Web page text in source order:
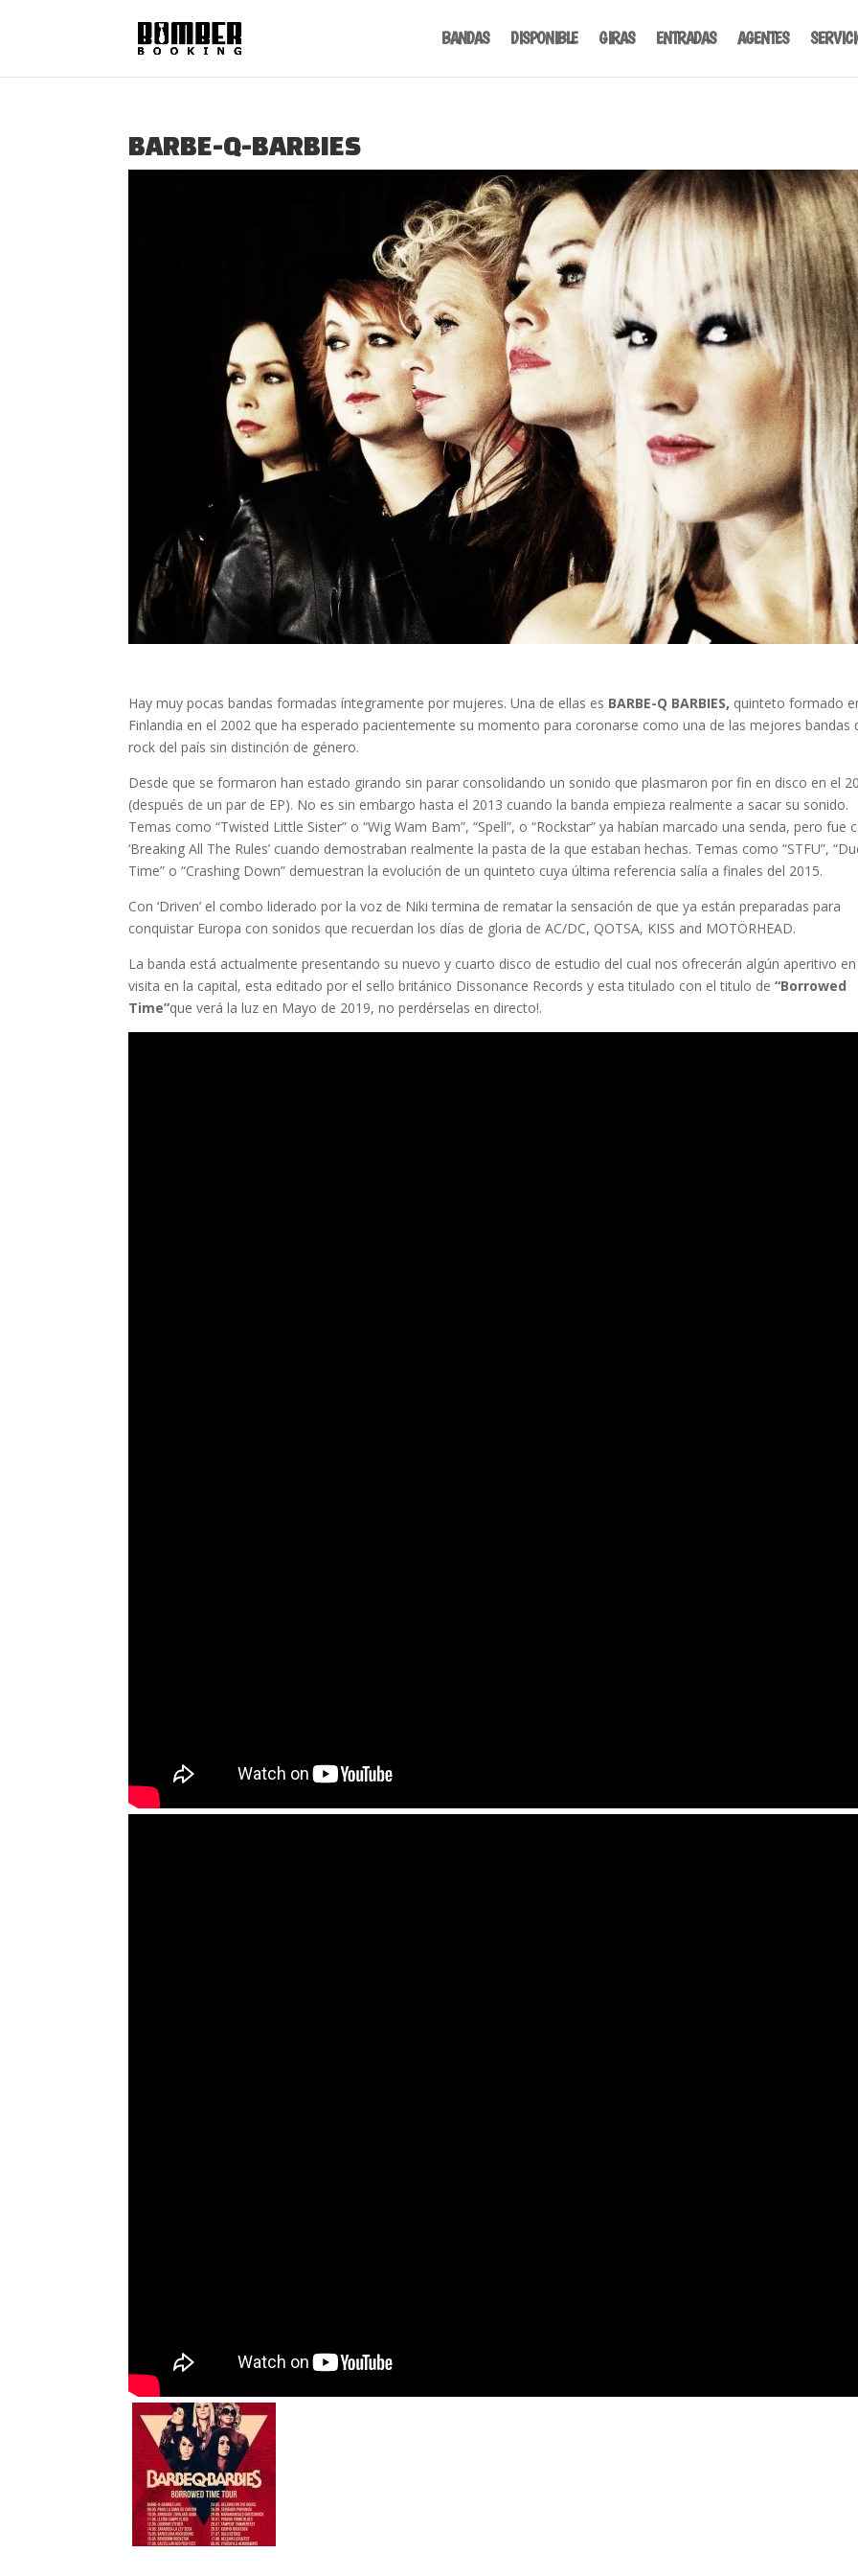
BANDAS DISPONIBLE GIRAS ENTRADAS AGENTES
BARBE-Q-BARBIES
Hay muy pocas bandas formadas íntegramente por mujeres. Una de ellas es BARBE-Q BARBIES, quinteto formado
Finlandia en el 2002 que ha esperado pacientemente su momento para coronarse como una de las mejores bandas
rock del país sin distinción de género.
Desde que se formaron han estado girando sin parar consolidando un sonido que plasmaron por fin en disco en el
(después de un par de EP). No es sin embargo hasta el 2013 cuando la banda empieza realmente a sacar su sonido.
Temas como “Twisted Little Sister” o “Wig Wam Bam”, “Spell”, o “Rockstar” ya habían marcado una senda, pero fue
‘Breaking All The Rules’ cuando demostraban realmente la pasta de la que estaban hechas. Temas como “STFU”,
Time” o “Crashing Down” demuestran la evolución de un quinteto cuya última referencia salía a finales del 2015.
Con ‘Driven’ el combo liderado por la voz de Niki termina de rematar la sensación de que ya están preparadas para
conquistar Europa con sonidos que recuerdan los días de gloria de AC/DC, QOTSA, KISS and MOTÖRHEAD.
La banda está actualmente presentando su nuevo y cuarto disco de estudio del cual nos ofrecerán algún aperitivo
visita en la capital, esta editado por el sello británico Dissonance Records y esta titulado con el titulo de“Borrowed
Time”que verá la luz en Mayo de 2019, no perdérselas en directo!.